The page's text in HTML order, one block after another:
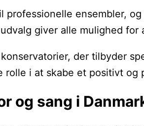
professionelle ensembler,
giver alle mulighed
der tilbyder
rolle i at skabe et positivt
og sang i